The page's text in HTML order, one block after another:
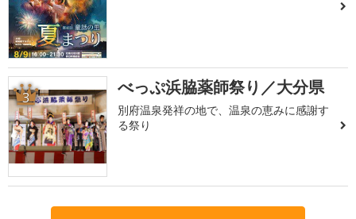
3 べっぷ浜脇薬師祭り／大分県
別府温泉発祥の地で、温泉の恵みに感謝す
る祭り